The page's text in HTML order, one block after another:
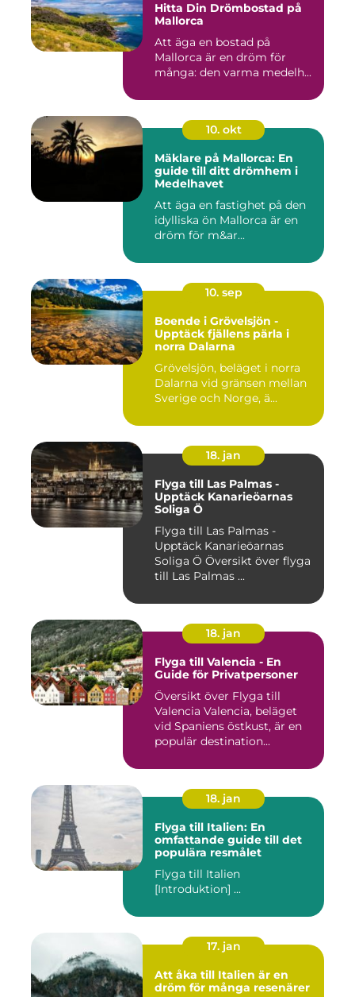
Hitta Din Drömbostad på
Mallorca
Att äga en bostad på
Mallorca är en dröm för
många: den varma medelh...
10. okt
Mäklare på Mallorca: En
guide till ditt drömhem i
Medelhavet
Att äga en fastighet på den
idylliska ön Mallorca är en
dröm för m&ar...
10. sep
Boende i Grövelsjön -
Upptäck fjällens pärla i
norra Dalarna
Grövelsjön, beläget i norra
Dalarna vid gränsen mellan
Sverige och Norge, ä...
18. jan
Flyga till Las Palmas -
Upptäck Kanarieöarnas
Soliga Ö
Flyga till Las Palmas -
Upptäck Kanarieöarnas
Soliga Ö Översikt över flyga
till Las Palmas ...
18. jan
Flyga till Valencia - En
Guide för Privatpersoner
Översikt över Flyga till
Valencia Valencia, beläget
vid Spaniens östkust, är en
populär destination...
18. jan
Flyga till Italien: En
omfattande guide till det
populära resmålet
Flyga till Italien
[Introduktion] ...
17. jan
Att åka till Italien är en
dröm för många resenärer